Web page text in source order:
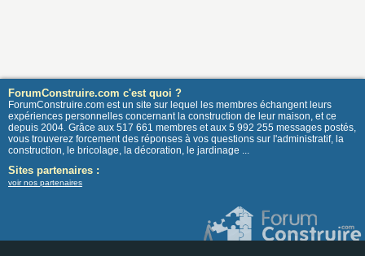
ForumConstruire.com c'est quoi ?
ForumConstruire.com est un site sur lequel les membres échangent leurs
expériences personnelles concernant la construction de leur maison, et ce
depuis 2004. Grâce aux 517 661 membres et aux 5 992 255 messages postés,
vous trouverez forcement des réponses à vos questions sur l'administratif, la
construction, le bricolage, la décoration, le jardinage ...
Sites partenaires :
voir nos partenaires